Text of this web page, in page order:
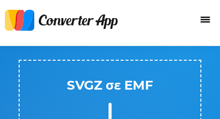
SVGZ σε EMF